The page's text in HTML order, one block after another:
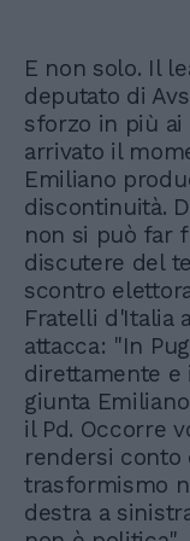
E non solo. Il
deputato di
sforzo in più ai
arrivato il
Emiliano
discontinuità.
non si può far
discutere del
scontro
Fratelli d'Italia
attacca: "In
direttamente e
giunta
il Pd. Occorre
rendersi conto
trasformismo
destra a